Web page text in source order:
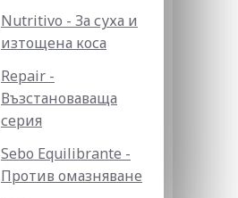
Nutritivo - За суха и
изтощена коса
Repair -
Възстановаваща
серия
Sebo Equilibrante -
Против омазняване